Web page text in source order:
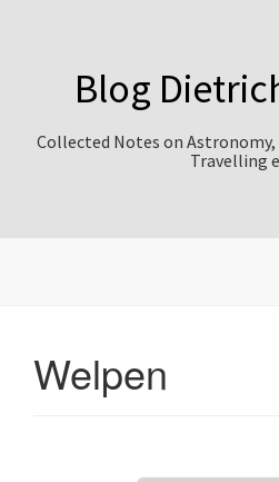
Blog
Collected Notes on
Travelling
Welpen